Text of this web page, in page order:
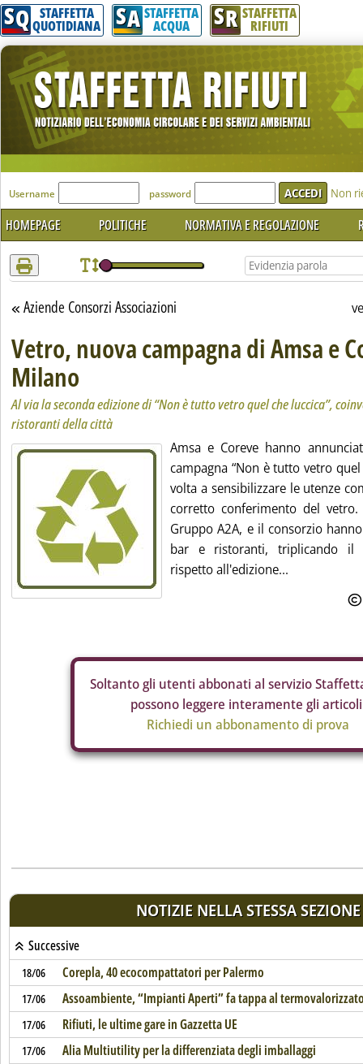
Attenzione! Esegui l'accesso per lèggere interamente la notizia.
SQ STAFFETTA
QUOTIDIANA SA STAFFETTA
ACQUA SR STAFFETTA
RIFIUTI
'Modulo Login per accedere'
Username password Non
HOMEPAGE POLITICHE NORMATIVA E REGOLAZIONE
Torna alla sezione
Aziende Consorzi Associazioni
Vetro, nuova campagna di Amsa e
Milano
Al via la seconda edizione di “Non è tutto vetro quel che luccica”,
ristoranti della città
Amsa e Coreve hanno
campagna “Non è tutto vetro
volta a sensibilizzare le utenze
corretto conferimento del
Gruppo A2A, e il consorzio
bar e ristoranti, triplicando il
rispetto all'edizione...
Soltanto gli utenti abbonati al servizio
possono leggere interamente gli
Richiedi un abbonamento di prova
NOTIZIE NELLA STESSA SEZIONE
Successive
18/06 Corepla, 40 ecocompattatori per Palermo
17/06 Assoambiente, “Impianti Aperti” fa tappa al
17/06 Rifiuti, le ultime gare in Gazzetta UE
17/06 Alia Multiutility per la differenziata degli imballaggi